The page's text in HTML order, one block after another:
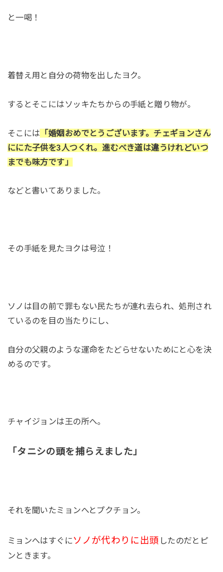
と一喝！
着替え用と自分の荷物を出したヨク。
するとそこにはソッキたちからの手紙と贈り物が。
そこには 「婚姻おめでとうございます。チェギョンさん
ににた子供を3人つくれ。進むべき道は違うけれどいつ
までも味方です」
などと書いてありました。
その手紙を見たヨクは号泣！
ソノは目の前で罪もない民たちが連れ去られ、処刑され
ているのを目の当たりにし、
自分の父親のような運命をたどらせないためにと心を決
めるのです。
チャイジョンは王の所へ。
「タニシの頭を捕らえました」
それを聞いたミョンへとプクチョン。
ミョンへはすぐにソノが代わりに出頭 したのだとピ
ンときます。